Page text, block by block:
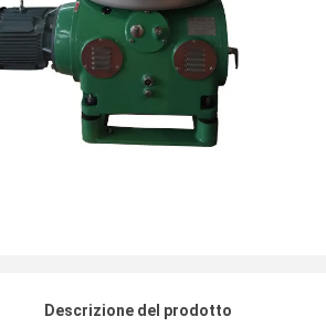
Descrizione del prodotto